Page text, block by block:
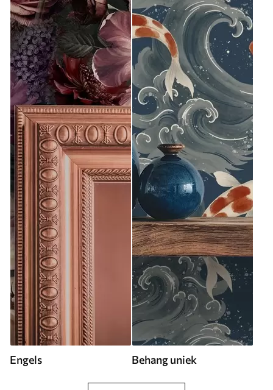
Engels Behang uniek